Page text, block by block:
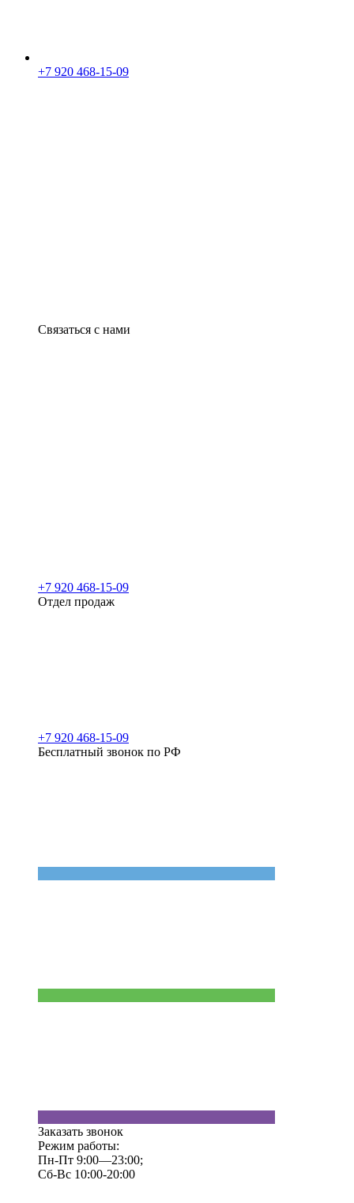
+7 920 468-15-09
Связаться с нами
+7 920 468-15-09
Отдел продаж
+7 920 468-15-09
Бесплатный звонок по РФ
Заказать звонок
Режим работы:
Пн-Пт 9:00—23:00;
Сб-Вс 10:00-20:00